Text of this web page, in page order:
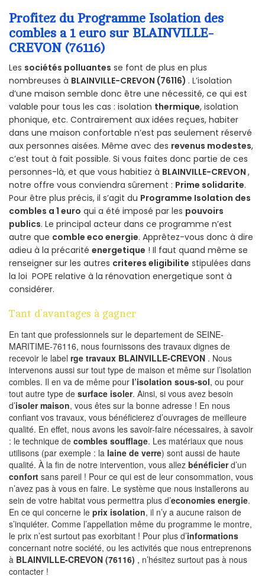
Profitez du Programme Isolation des
combles a 1 euro sur BLAINVILLE-
CREVON (76116)
Les sociétés polluantes se font de plus en plus
nombreuses à BLAINVILLE-CREVON (76116) . L’isolation
d’une maison semble donc être une nécessité, ce qui est
valable pour tous les cas : isolation thermique, isolation
phonique, etc. Contrairement aux idées reçues, habiter
dans une maison confortable n’est pas seulement réservé
aux personnes aisées. Même avec des revenus modestes,
c’est tout à fait possible. Si vous faites donc partie de ces
personnes-là, et que vous habitiez à BLAINVILLE-CREVON ,
notre offre vous conviendra sûrement : Prime solidarite.
Pour être plus précis, il s’agit du Programme Isolation des
combles a 1 euro qui a été imposé par les pouvoirs
publics. Le principal acteur dans ce programme n’est
autre que comble eco energie. Apprêtez-vous donc à dire
adieu à la précarité energetique ! Il faut quand même se
renseigner sur les autres criteres eligibilite stipulées dans
la loi POPE relative à la rénovation energetique sont à
considérer.
Tant d’avantages à gagner
En tant que professionnels sur le departement de SEINE-
MARITIME-76116, nous fournissons des travaux dignes de
recevoir le label rge travaux BLAINVILLE-CREVON . Nous
intervenons aussi sur tout type de maison et même sur l’isolation
combles. Il en va de même pour l’isolation sous-sol, ou pour
tout autre type de surface isoler. Ainsi, si vous avez besoin
d’isoler maison, vous êtes sur la bonne adresse ! En nous
confiant vos travaux, vous bénéficierez d’ouvrages de meilleure
qualité. En effet, nous avons les savoir-faire nécessaires, à savoir
: le technique de combles soufflage. Les matériaux que nous
utilisons (par exemple : la laine de verre) sont aussi de haute
qualité. À la fin de notre intervention, vous allez bénéficierd’un
confort sans pareil ! Pour ce qui est de leur consommation, vous
n’avez pas à vous en faire. Le système que nous installerons au
sein de votre habitat vous permettra plus d’economies energie.
En ce qui concerne le prix isolation, il n’y a aucune raison de
s’inquiéter. Comme l’appellation même du programme le montre,
le prix n’est surtout pas exorbitant ! Pour plus d’informations
concernant notre société, ou les activités que nous entreprenons
à BLAINVILLE-CREVON (76116) , n’hésitez surtout pas à nous
contacter !